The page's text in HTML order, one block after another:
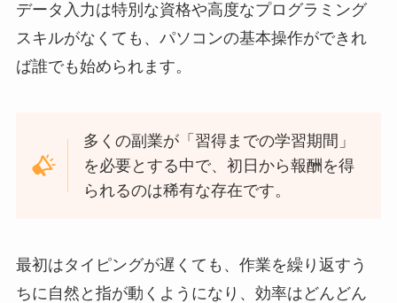
データ入力は特別な資格や高度なプログラミング
スキルがなくても、パソコンの基本操作ができれ
ば誰でも始められます。
多くの副業が「習得までの学習期間」
を必要とする中で、初日から報酬を得
られるのは稀有な存在です。
最初はタイピングが遅くても、作業を繰り返すう
ちに自然と指が動くようになり、効率はどんどん